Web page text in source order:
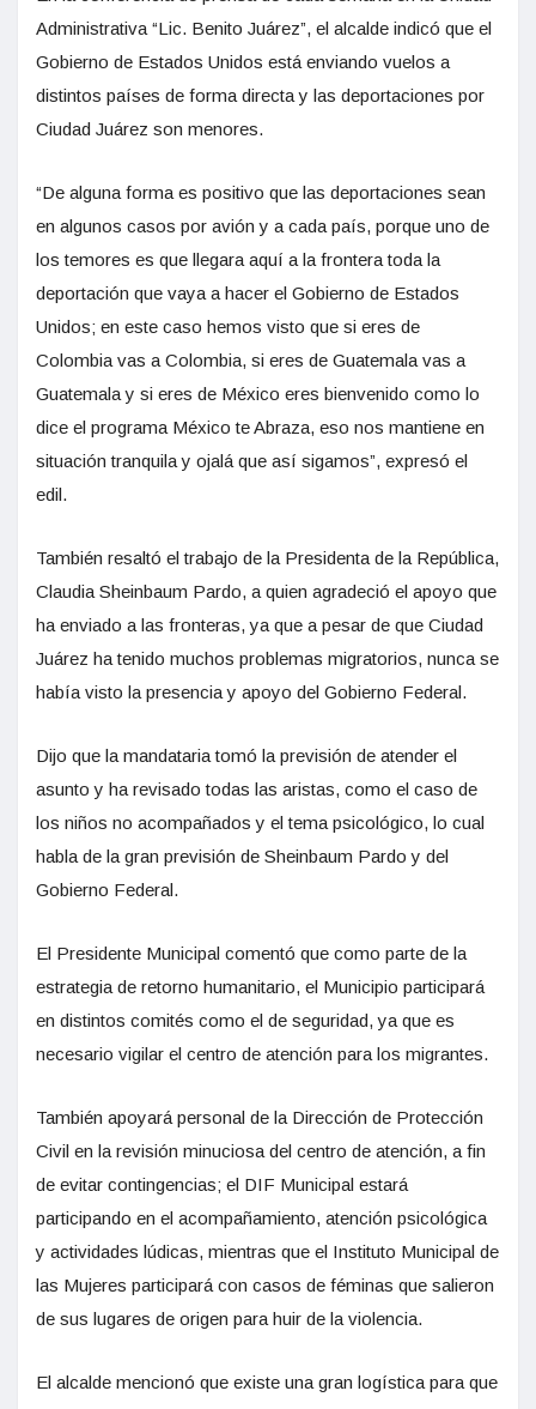
Administrativa “Lic. Benito Juárez”, el alcalde indicó que el
Gobierno de Estados Unidos está enviando vuelos a
distintos países de forma directa y las deportaciones por
Ciudad Juárez son menores.
“De alguna forma es positivo que las deportaciones sean
en algunos casos por avión y a cada país, porque uno de
los temores es que llegara aquí a la frontera toda la
deportación que vaya a hacer el Gobierno de Estados
Unidos; en este caso hemos visto que si eres de
Colombia vas a Colombia, si eres de Guatemala vas a
Guatemala y si eres de México eres bienvenido como lo
dice el programa México te Abraza, eso nos mantiene en
situación tranquila y ojalá que así sigamos”, expresó el
edil.
También resaltó el trabajo de la Presidenta de la República,
Claudia Sheinbaum Pardo, a quien agradeció el apoyo que
ha enviado a las fronteras, ya que a pesar de que Ciudad
Juárez ha tenido muchos problemas migratorios, nunca se
había visto la presencia y apoyo del Gobierno Federal.
Dijo que la mandataria tomó la previsión de atender el
asunto y ha revisado todas las aristas, como el caso de
los niños no acompañados y el tema psicológico, lo cual
habla de la gran previsión de Sheinbaum Pardo y del
Gobierno Federal.
El Presidente Municipal comentó que como parte de la
estrategia de retorno humanitario, el Municipio participará
en distintos comités como el de seguridad, ya que es
necesario vigilar el centro de atención para los migrantes.
También apoyará personal de la Dirección de Protección
Civil en la revisión minuciosa del centro de atención, a fin
de evitar contingencias; el DIF Municipal estará
participando en el acompañamiento, atención psicológica
y actividades lúdicas, mientras que el Instituto Municipal de
las Mujeres participará con casos de féminas que salieron
de sus lugares de origen para huir de la violencia.
El alcalde mencionó que existe una gran logística para que